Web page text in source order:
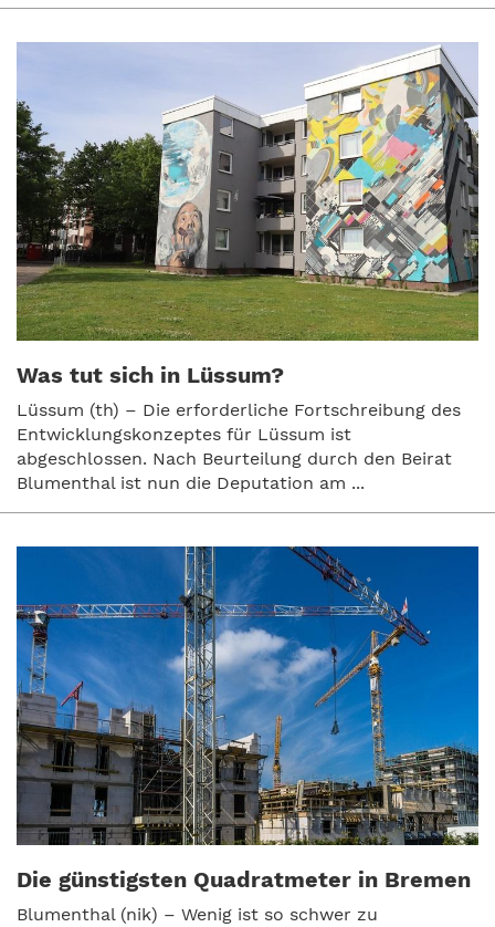
Was tut sich in Lüssum?
Lüssum (th) – Die erforderliche Fortschreibung des
Entwicklungskonzeptes für Lüssum ist
abgeschlossen. Nach Beurteilung durch den Beirat
Blumenthal ist nun die Deputation am ...
Die günstigsten Quadratmeter in Bremen
Blumenthal (nik) – Wenig ist so schwer zu